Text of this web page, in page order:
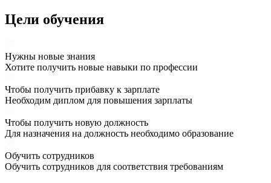
Цели обучения
Нужны новые знания
Хотите получить новые навыки по профессии
Чтобы получить прибавку к зарплате
Необходим диплом для повышения зарплаты
Чтобы получить новую должность
Для назначения на должность необходимо образование
Обучить сотрудников
Обучить сотрудников для соответствия требованиям